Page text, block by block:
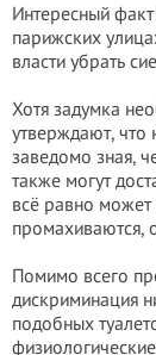
Интересный
парижских
власти убрать
Хотя задумка
утверждают, что
заведомо зная,
также могут
всё равно может
промахиваются,
Помимо всего
дискриминация
подобных